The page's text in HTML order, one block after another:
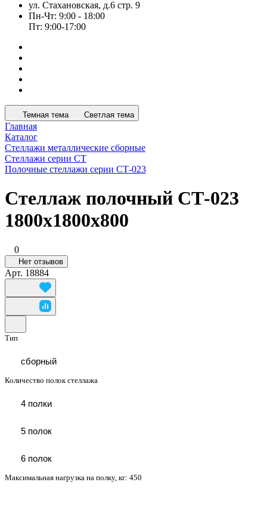
ул. Стахановская, д.6 стр. 9
Пн-Чт: 9:00 - 18:00
Пт: 9:00-17:00
Темная тема Светлая тема
Главная
Каталог
Стеллажи металлические сборные
Стеллажи серии СТ
Полочные стеллажи серии СТ-023
Стеллаж полочный СТ-023
1800х1800х800
0
Нет отзывов
Арт. 18884
Тип
сборный
Количество полок стеллажа
4 полки
5 полок
6 полок
Максимальная нагрузка на полку, кг: 450